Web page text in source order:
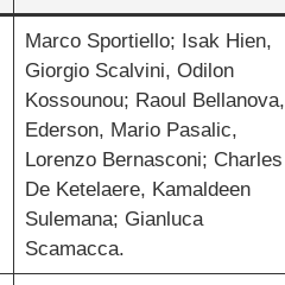
Marco Sportiello; Isak Hien,
Giorgio Scalvini, Odilon
Kossounou; Raoul Bellanova,
Ederson, Mario Pasalic,
Lorenzo Bernasconi; Charles
De Ketelaere, Kamaldeen
Sulemana; Gianluca
Scamacca.